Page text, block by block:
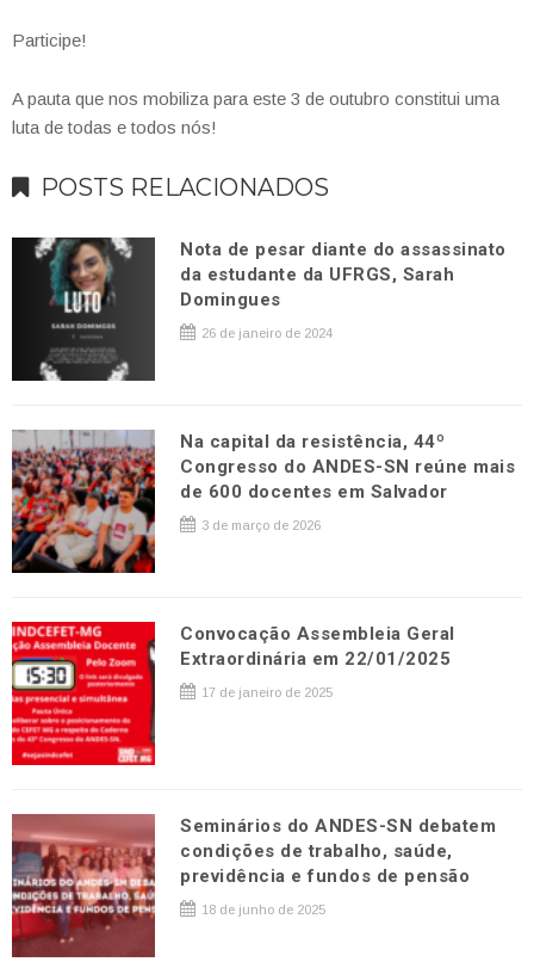
Participe!
A pauta que nos mobiliza para este 3 de outubro constitui uma
luta de todas e todos nós!
POSTS RELACIONADOS
Nota de pesar diante do assassinato
da estudante da UFRGS, Sarah
Domingues
26 de janeiro de 2024
Na capital da resistência, 44º
Congresso do ANDES-SN reúne mais
de 600 docentes em Salvador
3 de março de 2026
Convocação Assembleia Geral
Extraordinária em 22/01/2025
17 de janeiro de 2025
Seminários do ANDES-SN debatem
condições de trabalho, saúde,
previdência e fundos de pensão
18 de junho de 2025